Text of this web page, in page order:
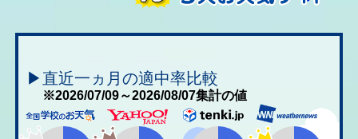
▶直近一ヵ月の適中率比較
※2026/07/09～2026/08/07集計の値